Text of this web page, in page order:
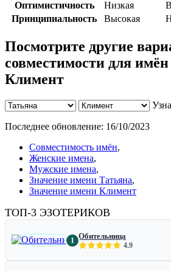
Оптимистичность Низкая
Принципиальность
Высокая
Посмотрите другие
совместимости для
Климент
Последнее обновление: 16/10/2023
Совместимость имён,
Женские имена,
Мужские имена,
Значение имени Татьяна,
Значение имени Климент
ТОП-3 ЭЗОТЕРИКОВ
1 Обительница
4.9